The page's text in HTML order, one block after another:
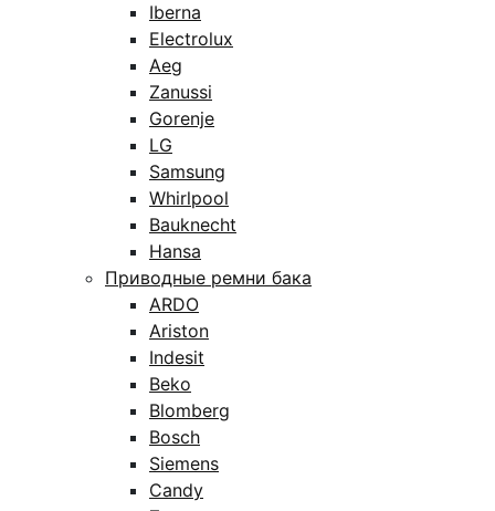
Iberna
Electrolux
Aeg
Zanussi
Gorenje
LG
Samsung
Whirlpool
Bauknecht
Hansa
Приводные ремни бака
ARDO
Ariston
Indesit
Beko
Blomberg
Bosch
Siemens
Candy